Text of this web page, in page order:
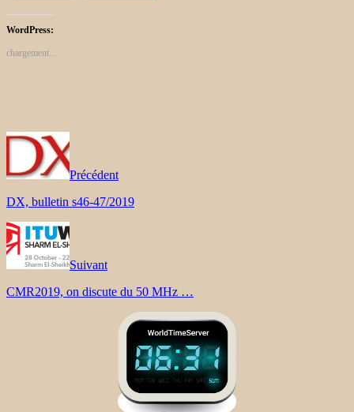
WordPress:
chargement…
Précédent
DX, bulletin s46-47/2019
Suivant
CMR2019, on discute du 50 MHz …